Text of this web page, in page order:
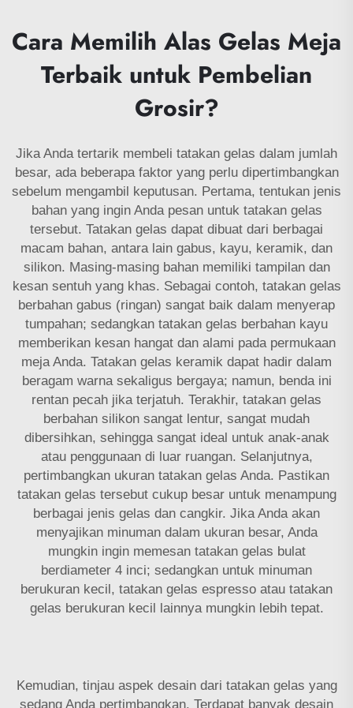
Cara Memilih Alas Gelas Meja
Terbaik untuk Pembelian
Grosir?
Jika Anda tertarik membeli tatakan gelas dalam jumlah
besar, ada beberapa faktor yang perlu dipertimbangkan
sebelum mengambil keputusan. Pertama, tentukan jenis
bahan yang ingin Anda pesan untuk tatakan gelas
tersebut. Tatakan gelas dapat dibuat dari berbagai
macam bahan, antara lain gabus, kayu, keramik, dan
silikon. Masing-masing bahan memiliki tampilan dan
kesan sentuh yang khas. Sebagai contoh, tatakan gelas
berbahan gabus (ringan) sangat baik dalam menyerap
tumpahan; sedangkan tatakan gelas berbahan kayu
memberikan kesan hangat dan alami pada permukaan
meja Anda. Tatakan gelas keramik dapat hadir dalam
beragam warna sekaligus bergaya; namun, benda ini
rentan pecah jika terjatuh. Terakhir, tatakan gelas
berbahan silikon sangat lentur, sangat mudah
dibersihkan, sehingga sangat ideal untuk anak-anak
atau penggunaan di luar ruangan. Selanjutnya,
pertimbangkan ukuran tatakan gelas Anda. Pastikan
tatakan gelas tersebut cukup besar untuk menampung
berbagai jenis gelas dan cangkir. Jika Anda akan
menyajikan minuman dalam ukuran besar, Anda
mungkin ingin memesan tatakan gelas bulat
berdiameter 4 inci; sedangkan untuk minuman
berukuran kecil, tatakan gelas espresso atau tatakan
gelas berukuran kecil lainnya mungkin lebih tepat.
Kemudian, tinjau aspek desain dari tatakan gelas yang
sedang Anda pertimbangkan. Terdapat banyak desain